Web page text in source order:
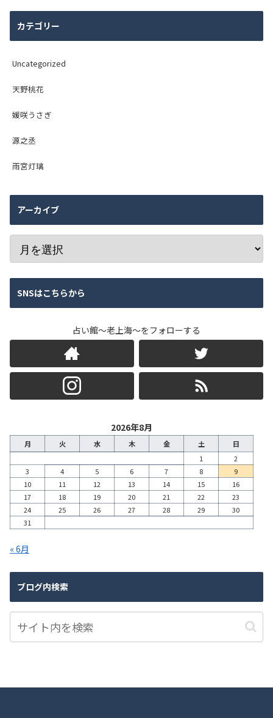
カテゴリー
Uncategorized
天野桃花
媛咲うさぎ
源之丞
雨宮灯璃
アーカイブ
SNSはこちらから
占い館～老上海～をフォローする
2026年8月
月 火 水 木 金 土
日
1
2
3
4 5 6 7 8
9
10
11 12 13 14 15
16
17
18 19 20 21 22
23
24
25 26 27 28 29
30
31
« 6月
ブログ内検索